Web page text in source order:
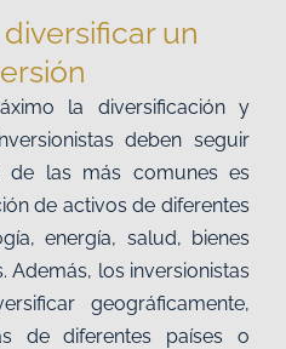
un
la diversificación y
deben seguir
de las más comunes es
de activos de diferentes
energía, salud, bienes
los inversionistas
geográficamente,
de diferentes países o